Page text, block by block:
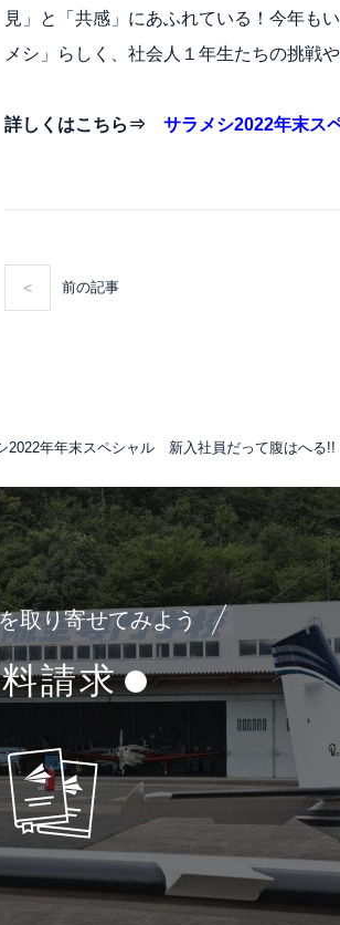
見」と「共感」にあふれている！今年も
メシ」らしく、社会人１年生たちの挑戦
詳しくはこちら⇒ サラメシ2022年末ス
前の記事
2022年年末スペシャル 新入社員だって腹はへる!!
取り寄せてみよう
請求